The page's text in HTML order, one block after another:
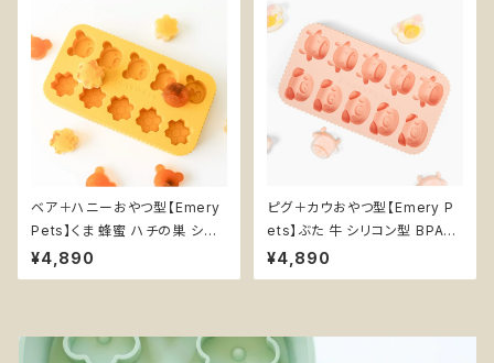
ベア＋ハニーおやつ型【Emery
Pets】くま 蜂蜜 ハチの巣 シリ
コン型 BPAフリー 犬おやつ
¥4,890
ピグ＋カウおやつ型【Emery P
ets】ぶた 牛 シリコン型 BPAフ
リー 犬おやつ
¥4,890